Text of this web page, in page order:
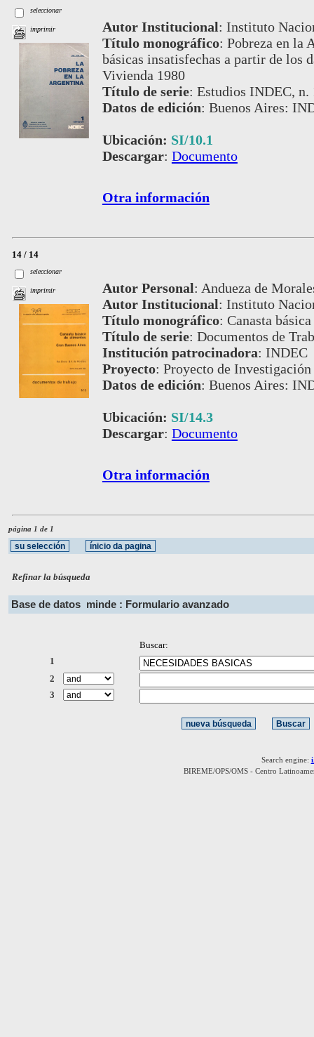
seleccionar
imprimir Autor Institucional: Instituto
Título monográfico: Pobreza en la
básicas insatisfechas a partir de los
Vivienda 1980
Título de serie: Estudios INDEC, n.
Datos de edición: Buenos Aires:
Ubicación: SI/10.1
Descargar: Documento
Otra información
14 / 14
seleccionar
imprimir Autor Personal: Andueza de
Autor Institucional: Instituto
Título monográfico: Canasta
Título de serie: Documentos de
Institución patrocinadora: INDEC
Proyecto: Proyecto de
Datos de edición: Buenos Aires:
Ubicación: SI/14.3
Descargar: Documento
Otra información
página 1 de 1
Refinar la búsqueda
Base de datos minde : Formulario avanzado
Buscar:
1
2
3
Search engine:
BIREME/OPS/OMS - Centro